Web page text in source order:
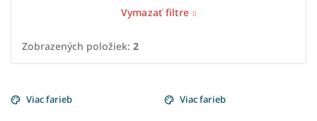
Vymazať filtre
Zobrazených položiek: 2
ý
Viac farieb Viac farieb